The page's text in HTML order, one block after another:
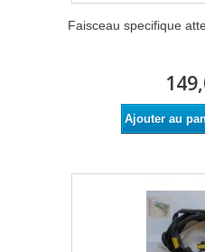
Faisceau specifique
Ajouter au